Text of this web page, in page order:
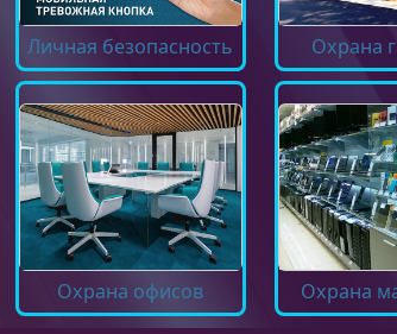
Личная безопасность Охрана
Охрана офисов Охрана